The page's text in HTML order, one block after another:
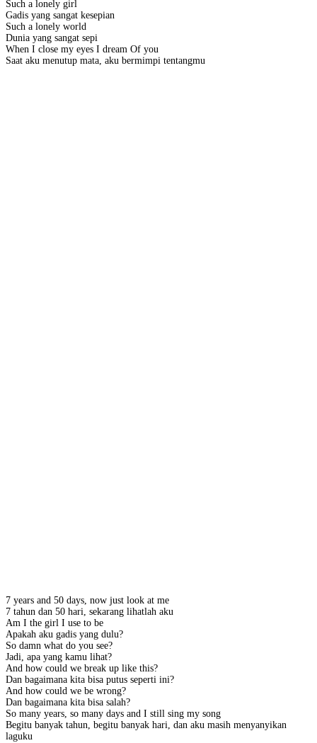
Such a lonely girl
Gadis yang sangat kesepian
Such a lonely world
Dunia yang sangat sepi
When I close my eyes I dream Of you
Saat aku menutup mata, aku bermimpi tentangmu
7 years and 50 days, now just look at me
7 tahun dan 50 hari, sekarang lihatlah aku
Am I the girl I use to be
Apakah aku gadis yang dulu?
So damn what do you see?
Jadi, apa yang kamu lihat?
And how could we break up like this?
Dan bagaimana kita bisa putus seperti ini?
And how could we be wrong?
Dan bagaimana kita bisa salah?
So many years, so many days and I still sing my song
Begitu banyak tahun, begitu banyak hari, dan aku masih menyanyikan
laguku